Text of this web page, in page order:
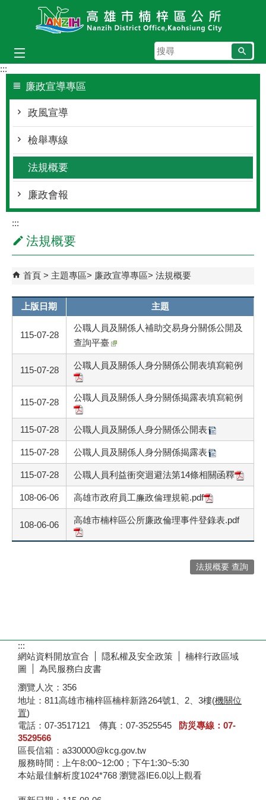
跳到主要內容區塊
搜
尋
:::
廉政宣導專區
政風宣導
檢舉專線
法規概要
廉政會報
:::
法規概要
首頁 主題專區 廉政宣導專區 法規概要
上版日期 主題
115-07-28
公職人員及關係人補助交易身分關係公開及
查詢平臺
115-07-28 公職人員及關係人身分關係公開表填寫範例
115-07-28 公職人員及關係人身分關係揭露表填寫範例
115-07-28 公職人員及關係人身分關係公開表
115-07-28 公職人員及關係人身分關係揭露表
115-07-28 公職人員利益衝突迴避法第14條相關函釋
108-06-06 高雄市政府員工廉政倫理規範.pdf
108-06-06 高雄市楠梓區公所廉政倫理事件登錄表.pdf
法規概要 查詢
:::
網站資料開放宣合
隠私權及安全政策
楠梓行政區域
圖
為民服務白皮書
瀏覽人次： 356
地址：811高雄市楠梓區楠梓新路264號1、2、3樓(機關位
置)
電話：07-3517121 傳真：07-3525545
防災專線：07-
3529566
區長信箱：a330000@kcg.gov.tw
服務時間：上午8:00~12:00；下午1:30~5:30
本站最佳解析度1024*768 瀏覽器IE6.0以上觀看